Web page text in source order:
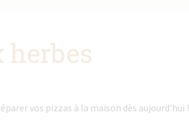
herbes
vos pizzas à la maison dès aujourd'hui !